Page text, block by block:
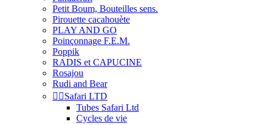
Petit Boum, Bouteilles sens.
Pirouette cacahouète
PLAY AND GO
Poinçonnage F.E.M.
Poppik
RADIS et CAPUCINE
Rosajou
Rudi and Bear
 Safari LTD
Tubes Safari Ltd
Cycles de vie